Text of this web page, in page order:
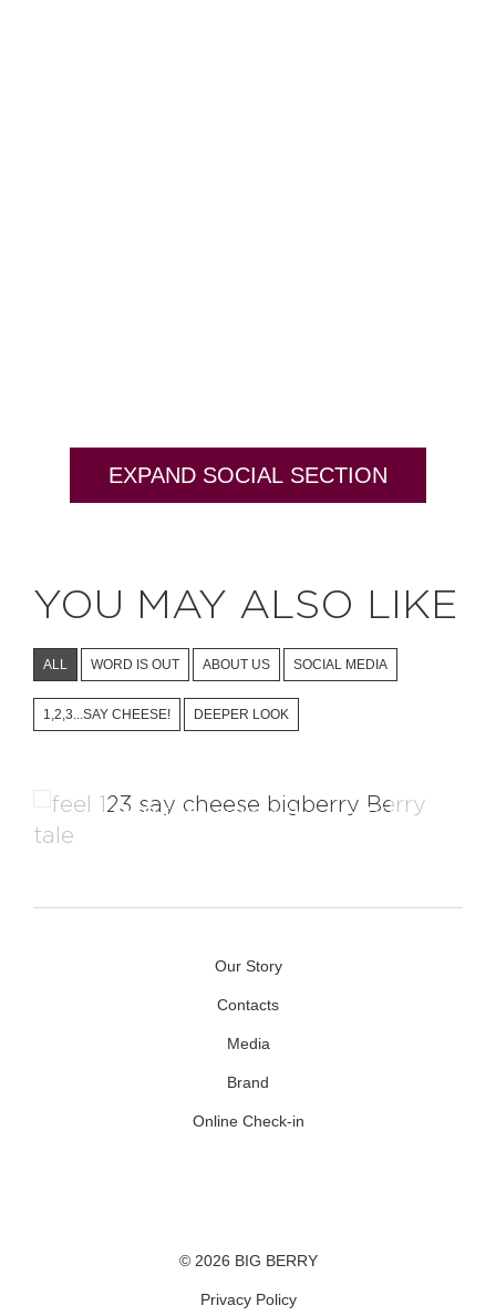
EXPAND SOCIAL SECTION
YOU MAY ALSO LIKE
ALL WORD IS OUT ABOUT US SOCIAL MEDIA
1,2,3...SAY CHEESE! DEEPER LOOK
Mr.B is traveling the world
Our Story
Contacts
Media
Brand
Online Check-in
© 2026 BIG BERRY
Privacy Policy